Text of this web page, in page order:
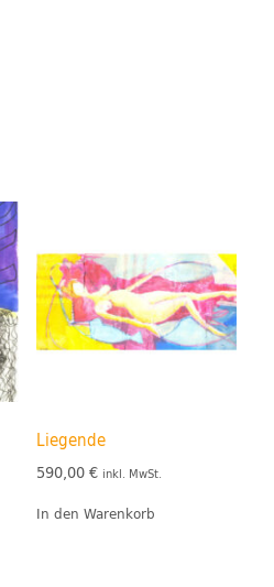
Liegende
590,00 € inkl. MwSt.
In den Warenkorb